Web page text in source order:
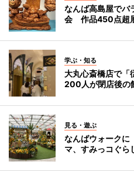
なんば高島屋でバ
会 作品450点超
学ぶ・知る
大丸心斎橋店で
200人が閉店後の
見る・遊ぶ
なんばウォーク
マ、すみっコぐら